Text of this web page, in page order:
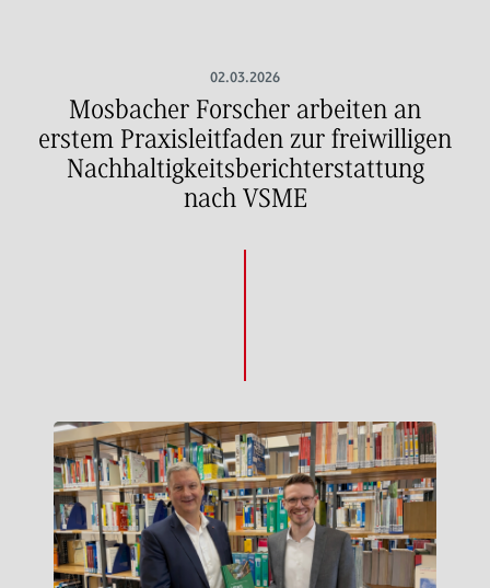
02.03.2026
Mosbacher Forscher arbeiten an
erstem Praxisleitfaden zur freiwilligen
Nachhaltigkeitsberichterstattung
nach VSME